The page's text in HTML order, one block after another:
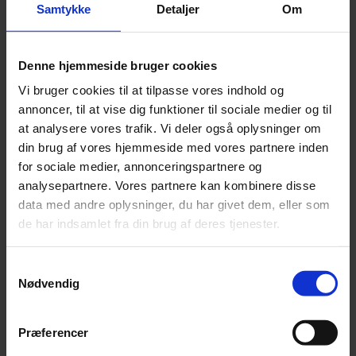
Samtykke Detaljer Om
Denne hjemmeside bruger cookies
Vi bruger cookies til at tilpasse vores indhold og
annoncer, til at vise dig funktioner til sociale medier og til
at analysere vores trafik. Vi deler også oplysninger om
din brug af vores hjemmeside med vores partnere inden
for sociale medier, annonceringspartnere og
analysepartnere. Vores partnere kan kombinere disse
data med andre oplysninger, du har givet dem, eller som
de har indsamlet fra din brug af deres tjenester.
Nødvendig
Præferencer
Det grænsesøgende går som en ledetråd igennem musikken, der
Kammer
Verdensklasse – men giv os noget nyt!
Det bliver næsten lidt for meget med alle seks partitaer af J.S. Bach
på denne udgivelse med Mahan Esfahani bag cembaloet.
26. januar 2022
Tom rum-musik